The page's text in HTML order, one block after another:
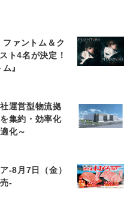
ァントム＆ク
ト4名が決定！
』
運営型物流拠
集約・効率化
化～
-8月7日（金）
-